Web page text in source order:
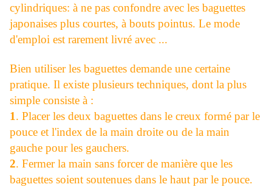
cylindriques: à ne pas confondre avec les baguettes
japonaises plus courtes, à bouts pointus. Le mode
d'emploi est rarement livré avec ...
Bien utiliser les baguettes demande une certaine
pratique. Il existe plusieurs techniques, dont la plus
simple consiste à :
1. Placer les deux baguettes dans le creux formé par le
pouce et l'index de la main droite ou de la main
gauche pour les gauchers.
2. Fermer la main sans forcer de manière que les
baguettes soient soutenues dans le haut par le pouce.